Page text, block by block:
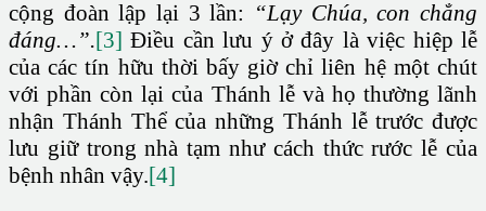
cộng đoàn lập lại 3 lần: “Lạy Chúa, con chẳng
đáng…”.[3] Điều cần lưu ý ở đây là việc hiệp lễ
của các tín hữu thời bấy giờ chỉ liên hệ một chút
với phần còn lại của Thánh lễ và họ thường lãnh
nhận Thánh Thể của những Thánh lễ trước được
lưu giữ trong nhà tạm như cách thức rước lễ của
bệnh nhân vậy.[4]